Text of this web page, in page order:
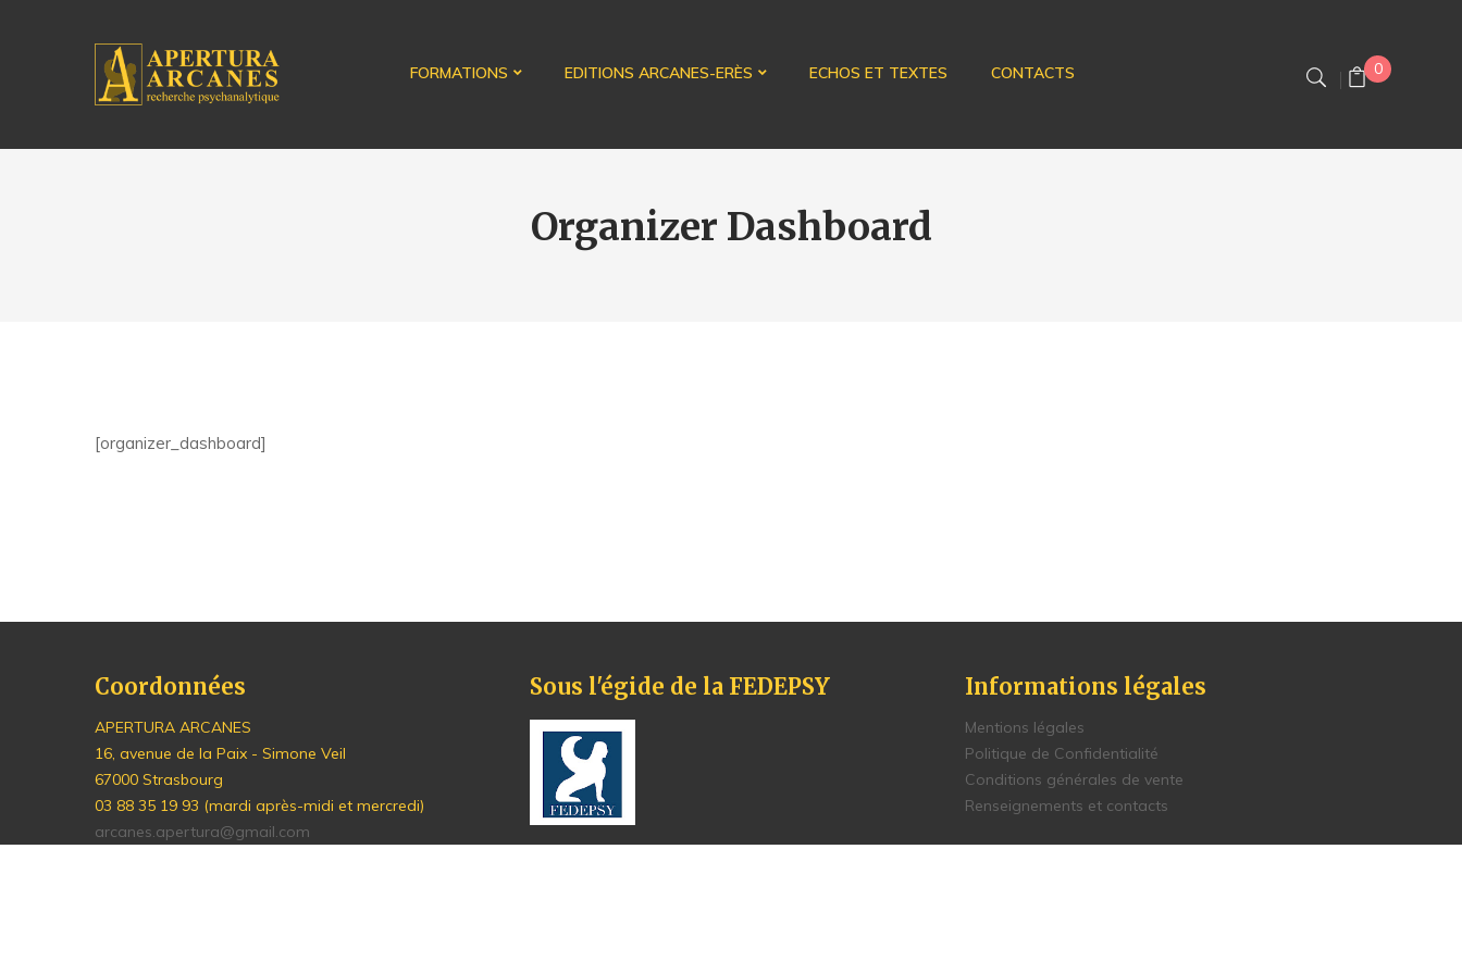
FORMATIONS EDITIONS ARCANES-ERÈS ECHOS ET TEXTES CONTACTS 0
Organizer Dashboard
[organizer_dashboard]
Coordonnées
APERTURA ARCANES
16, avenue de la Paix - Simone Veil
67000 Strasbourg
03 88 35 19 93 (mardi après-midi et mercredi)
arcanes.apertura@gmail.com
Sous l'égide de la FEDEPSY Informations légales
Mentions légales
Politique de Confidentialité
Conditions générales de vente
Renseignements et contacts